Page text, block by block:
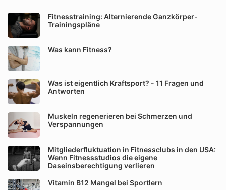
Fitnesstraining: Alternierende Ganzkörper-
Trainingspläne
Was kann Fitness?
Was ist eigentlich Kraftsport? - 11 Fragen und
Antworten
Muskeln regenerieren bei Schmerzen und
Verspannungen
Mitgliederfluktuation in Fitnessclubs in den USA:
Wenn Fitnessstudios die eigene
Daseinsberechtigung verlieren
Vitamin B12 Mangel bei Sportlern